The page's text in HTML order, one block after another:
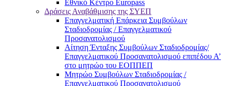
Εθνικό Κέντρο Europass
Δράσεις Αναβάθμισης της ΣΥΕΠ
Επαγγελματική Επάρκεια Συμβούλων
Σταδιοδρομίας / Επαγγελματικού
Προσανατολισμού
Αίτηση Ένταξης Συμβούλων Σταδιοδρομίας/
Επαγγελματικού Προσανατολισμού επιπέδου Α’
στο μητρώο του ΕΟΠΠΕΠ
Μητρώο Συμβούλων Σταδιοδρομίας /
Επαγγελματικού Προσανατολισμού